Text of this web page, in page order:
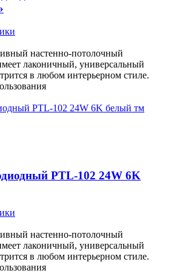
настенно-потолочный
лаконичный, универсальный
в любом интерьерном стиле.
PTL-102 24W 6K
настенно-потолочный
лаконичный, универсальный
в любом интерьерном стиле.